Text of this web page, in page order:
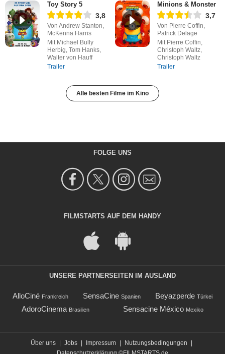
Toy Story 5
3,8
Von Andrew Stanton,
McKenna Harris
Mit Michael Bully
Herbig, Tom Hanks,
Walter von Hauff
Trailer
Minions & Monster
3,7
Von Pierre Coffin,
Patrick Delage
Mit Pierre Coffin,
Christoph Waltz,
Christoph Waltz
Trailer
Alle besten Filme im Kino
FOLGE UNS
FILMSTARTS AUF DEM HANDY
UNSERE PARTNERSEITEN IM AUSLAND
AlloCiné Frankreich SensaCine Spanien Beyazperde Türkei
AdoroCinema Brasilien Sensacine México Mexiko
Über uns Jobs Impressum Nutzungsbedingungen